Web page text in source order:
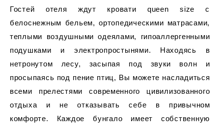
Гостей отеля ждут кровати queen size с
белоснежным бельем, ортопедическими матрасами,
теплыми воздушными одеялами, гипоаллергенными
подушками и электропростынями. Находясь в
нетронутом лесу, засыпая под звуки волн и
просыпаясь под пение птиц, Вы можете насладиться
всеми прелестями современного цивилизованного
отдыха и не отказывать себе в привычном
комфорте. Каждое бунгало имеет собственную